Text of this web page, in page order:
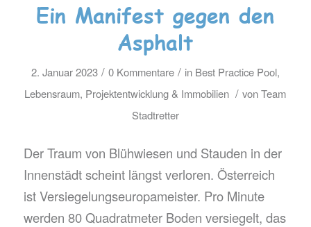
Ein Manifest gegen den
Asphalt
2. Januar 2023 / 0 Kommentare / in Best Practice Pool,
Lebensraum, Projektentwicklung & Immobilien / vonTeam
Stadtretter
Der Traum von Blühwiesen und Stauden in der
Innenstädt scheint längst verloren. Österreich
ist Versiegelungseuropameister. Pro Minute
werden 80 Quadratmeter Boden versiegelt, das